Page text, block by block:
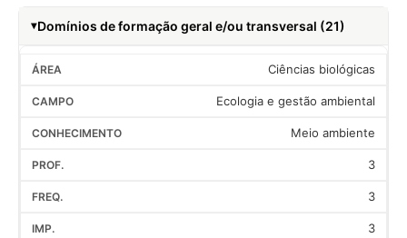
Domínios de formação geral e/ou transversal (21)
Ciências biológicas
Ecologia e gestão ambiental
Meio ambiente
3
3
3